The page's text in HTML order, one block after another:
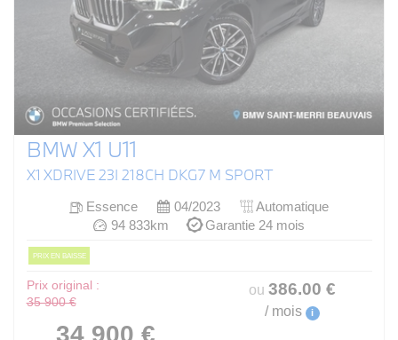
BMW X1 U11
X1 XDRIVE 23I 218CH DKG7 M SPORT
Essence 04/2023
Automatique
94 833km
Garantie 24 mois
PRIX EN BAISSE
Prix original :
35 900 €
34 900 €
ou 386.00 €
/ mois i